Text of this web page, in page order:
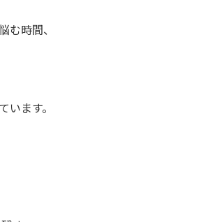
む時間、
います。